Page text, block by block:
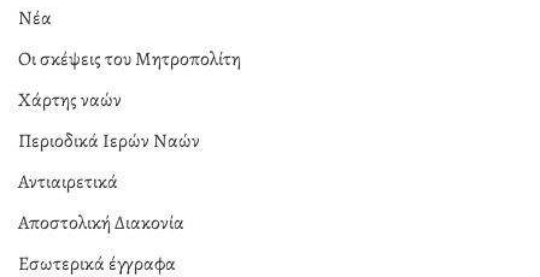
Νέα
Οι σκέψεις του Μητροπολίτη
Χάρτης ναών
Περιοδικά Ιερών Ναών
Αντιαιρετικά
Αποστολική Διακονία
Εσωτερικά έγγραφα